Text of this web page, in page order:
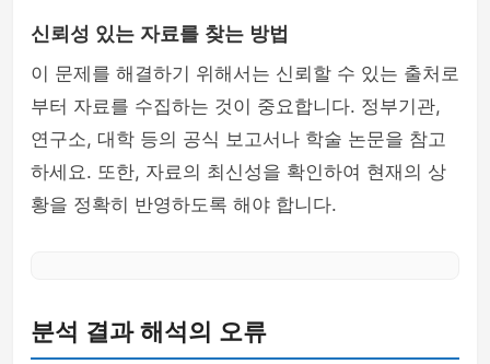
신뢰성 있는 자료를 찾는 방법
이 문제를 해결하기 위해서는 신뢰할 수 있는 출처로
부터 자료를 수집하는 것이 중요합니다. 정부기관,
연구소, 대학 등의 공식 보고서나 학술 논문을 참고
하세요. 또한, 자료의 최신성을 확인하여 현재의 상
황을 정확히 반영하도록 해야 합니다.
분석 결과 해석의 오류